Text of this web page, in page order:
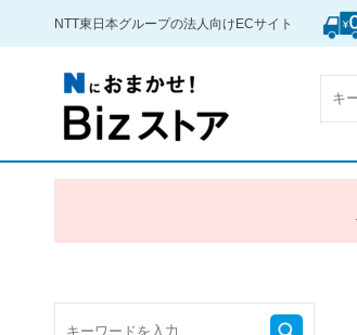
NTT東日本グループの法人向けECサイト